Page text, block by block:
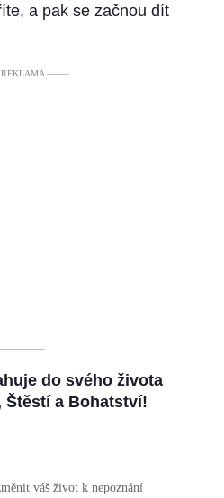
a pak se začnou dít
REKLAMA –––––
––––––––––
do svého života
Štěstí a Bohatství!
váš život k nepoznání